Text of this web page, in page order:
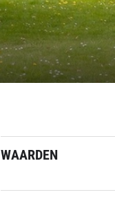
WAARDEN